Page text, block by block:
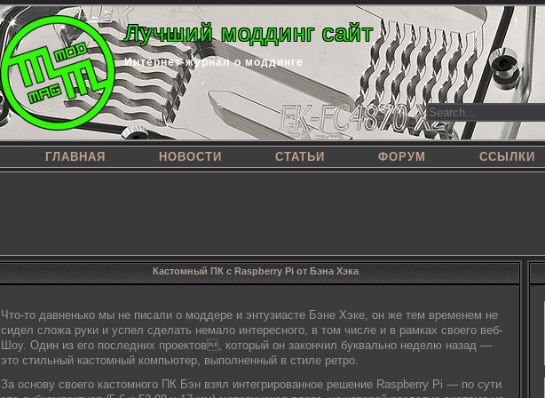
Лучший моддинг сайт
Интернет-журнал о моддинге
ГЛАВНАЯ НОВОСТИ СТАТЬИ ФОРУМ ССЫЛКИ
Кастомный ПК с Raspberry Pi от Бэна Хэка
Что-то давненько мы не писали о моддере и энтузиасте Бэне Хэке, он же тем временем не
сидел сложа руки и успел сделать немало интересного, в том числе и в рамках своего веб-
Шоу. Один из его последних проектов, который он закончил буквально неделю назад —
это стильный кастомный компьютер, выполненный в стиле ретро.
За основу своего кастомного ПК Бэн взял интегрированное решение Raspberry Pi — по сути